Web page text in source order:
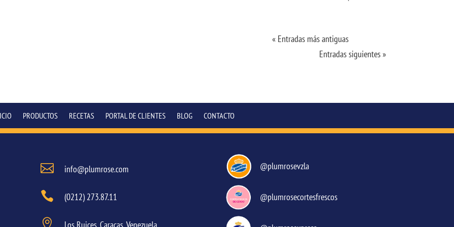
« Entradas más antiguas
Entradas siguientes »
PRODUCTOS RECETAS PORTAL DE CLIENTES BLOG CONTACTO
 info@plumrose.com
 (0212) 273.87.11

@plumrosevzla
@plumrosecortesfrescos